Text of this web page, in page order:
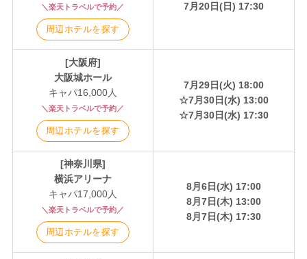
＼楽天トラベルで予約／
周辺ホテルを探す
7月20日(日) 17:30
[大阪府]
大阪城ホール
キャパ16,000人
＼楽天トラベルで予約／
周辺ホテルを探す
7月29日(火) 18:00
☆7月30日(水) 13:00
☆7月30日(水) 17:30
[神奈川県]
横浜アリーナ
キャパ17,000人
＼楽天トラベルで予約／
周辺ホテルを探す
8月6日(水) 17:00
8月7日(木) 13:00
8月7日(木) 17:30